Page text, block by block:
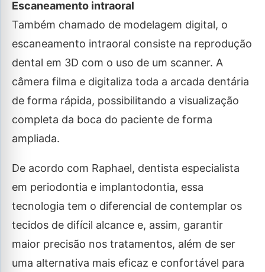
Escaneamento intraoral
Também chamado de modelagem digital, o
escaneamento intraoral consiste na reprodução
dental em 3D com o uso de um scanner. A
câmera filma e digitaliza toda a arcada dentária
de forma rápida, possibilitando a visualização
completa da boca do paciente de forma
ampliada.
De acordo com Raphael, dentista especialista
em periodontia e implantodontia, essa
tecnologia tem o diferencial de contemplar os
tecidos de difícil alcance e, assim, garantir
maior precisão nos tratamentos, além de ser
uma alternativa mais eficaz e confortável para